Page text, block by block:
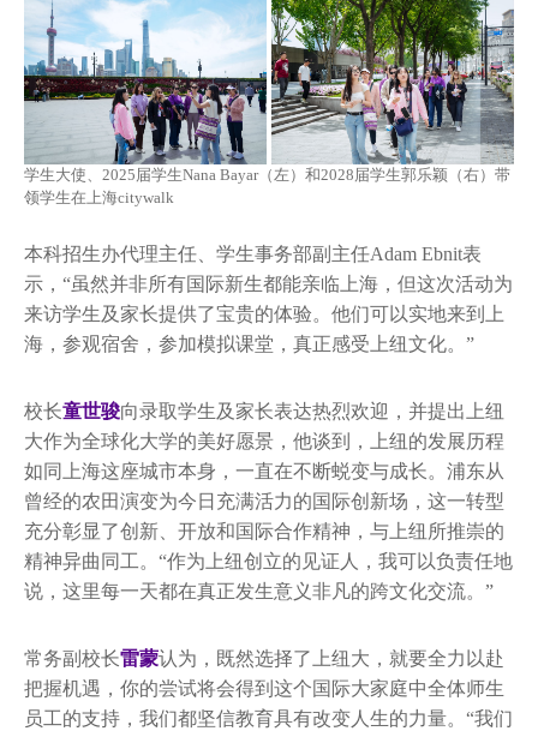
学生大使、2025届学生Nana Bayar（左）和2028届学生郭乐颖（右）带
领学生在上海citywalk
本科招生办代理主任、学生事务部副主任Adam Ebnit表
示，“虽然并非所有国际新生都能亲临上海，但这次活动为
来访学生及家长提供了宝贵的体验。他们可以实地来到上
海，参观宿舍，参加模拟课堂，真正感受上纽文化。”
校长童世骏向录取学生及家长表达热烈欢迎，并提出上纽
大作为全球化大学的美好愿景，他谈到，上纽的发展历程
如同上海这座城市本身，一直在不断蜕变与成长。浦东从
曾经的农田演变为今日充满活力的国际创新场，这一转型
充分彰显了创新、开放和国际合作精神，与上纽所推崇的
精神异曲同工。“作为上纽创立的见证人，我可以负责任地
说，这里每一天都在真正发生意义非凡的跨文化交流。”
常务副校长雷蒙认为，既然​​选择了上纽大，就要全力以赴
把握机遇，你的尝试将会得到这个国际大家庭中全体师生
员工的支持，我们都坚信教育具有改变人生的力量。“我们